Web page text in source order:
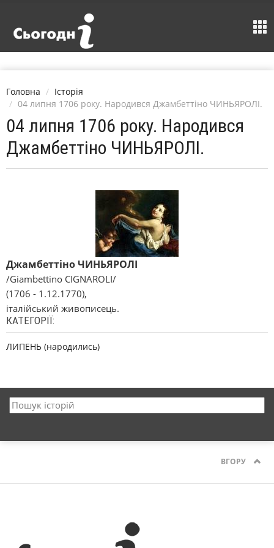
Головна
Історія
04 липня 1706 року. Народився Джамбеттіно ЧИНЬЯРОЛІ.
04 липня 1706 року. Народився
Джамбеттіно ЧИНЬЯРОЛІ.
Джамбеттіно ЧИНЬЯРОЛІ
/Giambettino CIGNAROLI/
(1706 - 1.12.1770),
італійський живописець.
КАТЕГОРІЇ:
ЛИПЕНЬ (народились)
ВГОРУ